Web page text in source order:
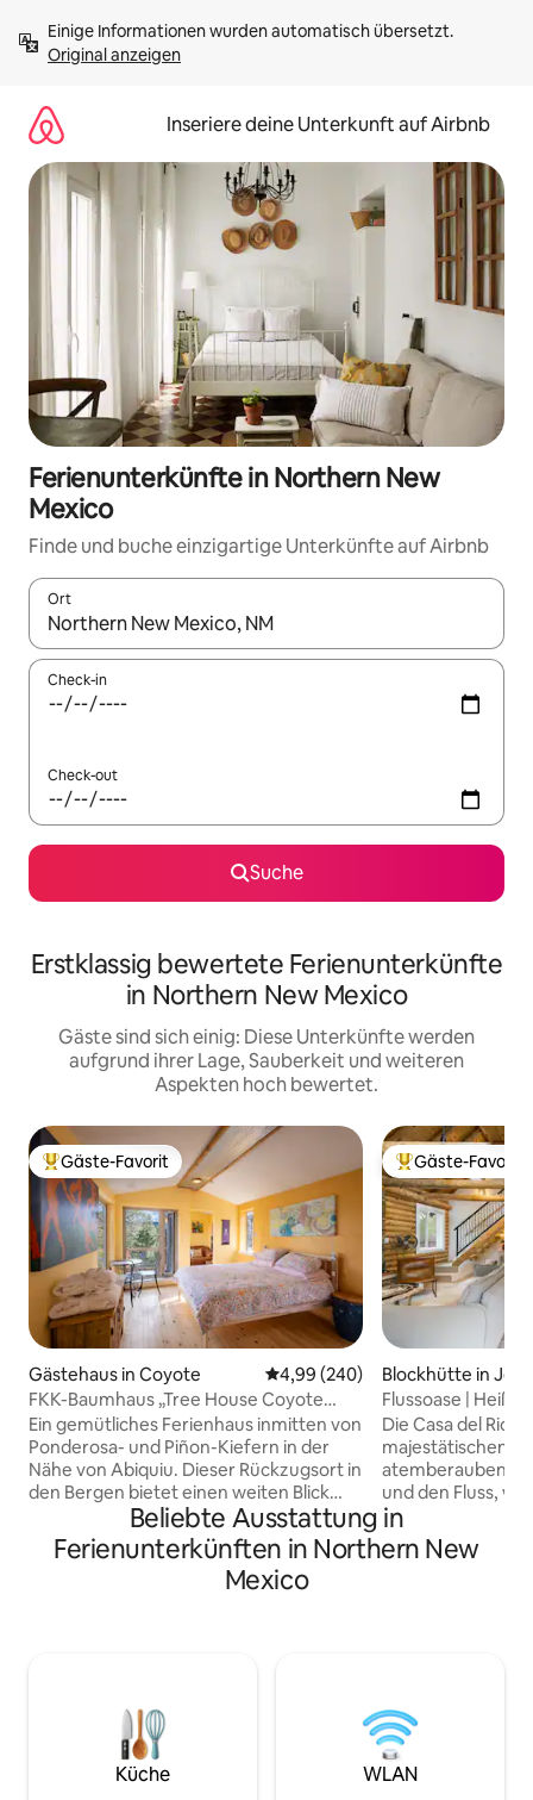
Inhalten
springenOriginal anzeigen
Inseriere deine Unterkunft auf Airbnb
Ferienunterkünfte in Northern New
Mexico
Finde und buche einzigartige Unterkünfte auf Airbnb
Ort
Wenn Ergebnisse verfügbar sind, navigiere mit den
Check-in
Check-out
Suche
Erstklassig bewertete Ferienunterkünfte
in Northern New Mexico
Gäste sind sich einig: Diese Unterkünfte werden
aufgrund ihrer Lage, Sauberkeit und weiteren
Aspekten hoch bewertet.
Beliebter Gäste-Favorit.
Gäste-Favorit
Gästehaus in Coyote Durchschnittliche Bewertung:
4,99 (240)
FKK-Baumhaus „Tree House Coyote
Cottage“
Ein gemütliches Ferienhaus inmitten von
Ponderosa- und Piñon-Kiefern in der
Nähe von Abiquiu. Dieser Rückzugsort in
den Bergen bietet einen weiten Blick
von Fenstern und der Terrasse. Das
Grundstück grenzt an den Santa Fe
National Forest und Poleo Creek ist nur
eine kurze Wanderung entfernt.
Juwel. Stellen Sie sich Tiny Living mit
intelligentem Design vor. 30 Minuten
Fahrt vom wunderschönen Abiquiu Lake
und der Georgia-O'Keefe-Region
Beliebter Gäste-
Gäste-Favorit
Blockhütte in
s
Flussoase | Heiße
Die Casa del Rio
majestätischen
und den Fluss,
direkt durch das
Moderne
natürliche
eine Stunde von
Albuquerque
perfekte Ort, um
erkunden und
Beliebte Ausstattung in
Ferienunterkünften in Northern New
Mexico
Küche WLAN